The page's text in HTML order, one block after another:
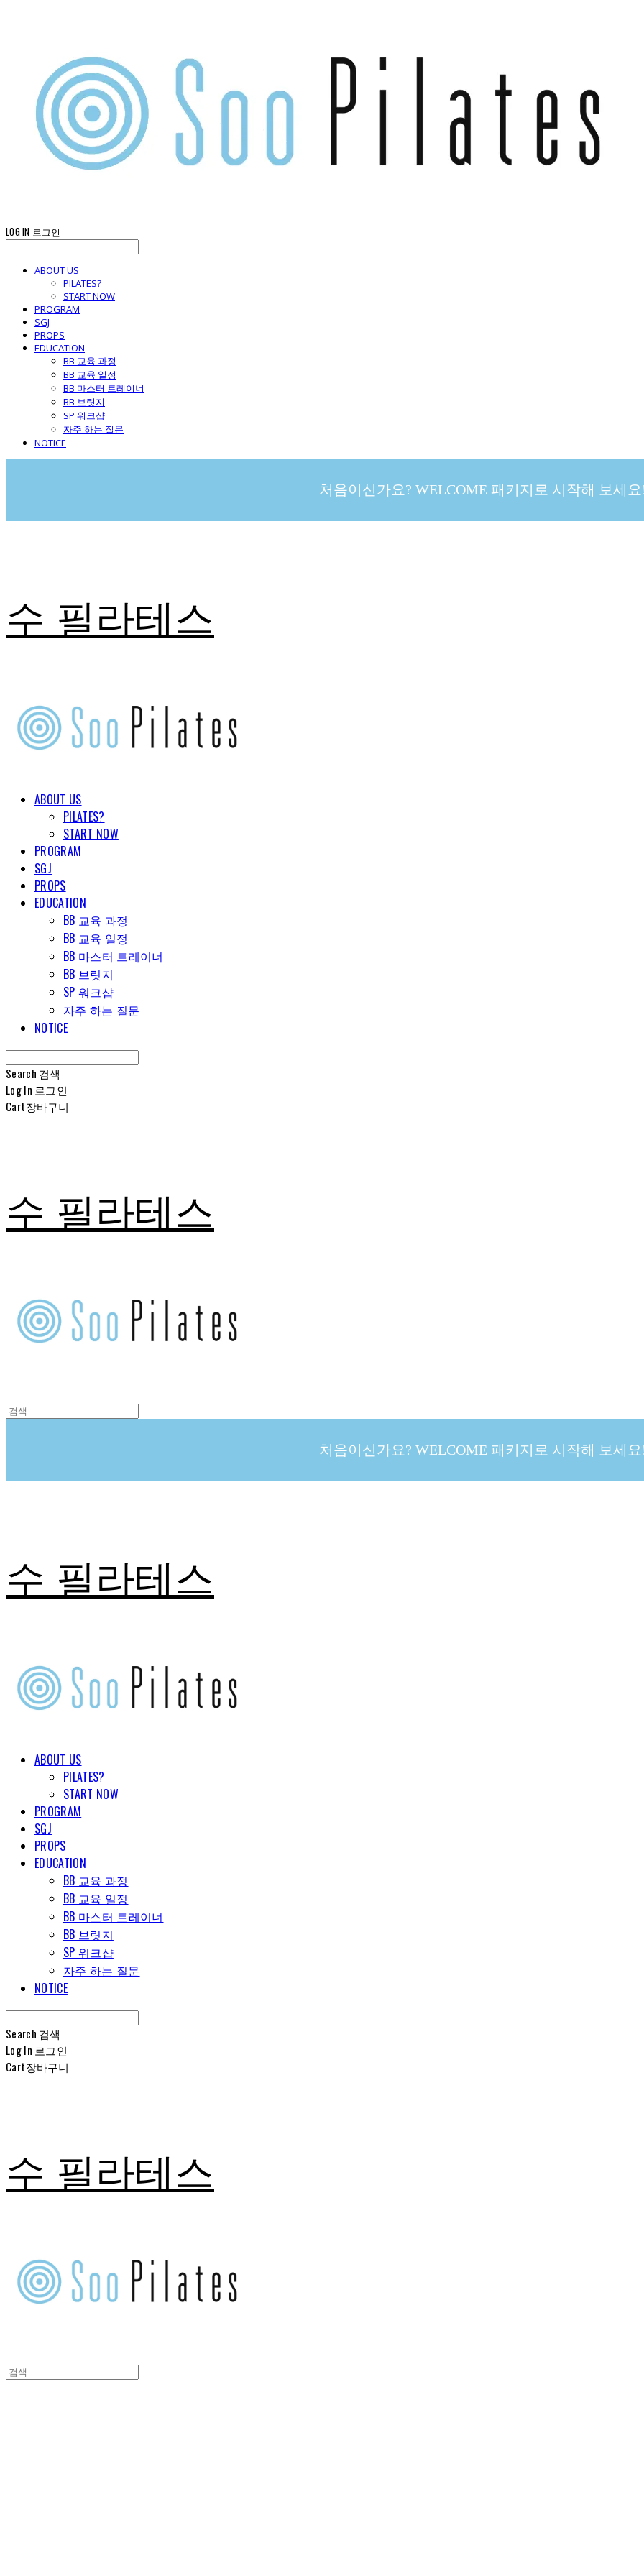
LOG IN 로그인
ABOUT US
PILATES?
START NOW
PROGRAM
SGJ
PROPS
EDUCATION
BB 교육 과정
BB 교육 일정
BB 마스터 트레이너
BB 브릿지
SP 워크샵
자주 하는 질문
NOTICE
처음이신가요? WELCOME 패키지로 시작해 보세
수 필라테스
ABOUT US
PILATES?
START NOW
PROGRAM
SGJ
PROPS
EDUCATION
BB 교육 과정
BB 교육 일정
BB 마스터 트레이너
BB 브릿지
SP 워크샵
자주 하는 질문
NOTICE
Search 검색
Log In 로그인
Cart장바구니
수 필라테스
처음이신가요? WELCOME 패키지로 시작해 보세
수 필라테스
ABOUT US
PILATES?
START NOW
PROGRAM
SGJ
PROPS
EDUCATION
BB 교육 과정
BB 교육 일정
BB 마스터 트레이너
BB 브릿지
SP 워크샵
자주 하는 질문
NOTICE
Search 검색
Log In 로그인
Cart장바구니
수 필라테스